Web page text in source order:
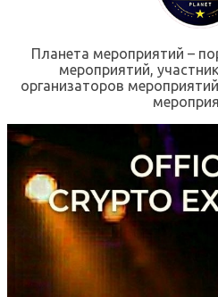
Планета мероприятий –
мероприятий,
организаторов